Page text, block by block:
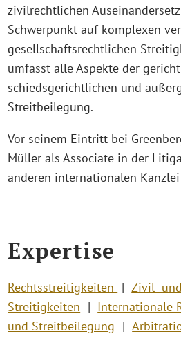
zivilrechtlichen
Schwerpunkt auf komplexen
gesellschaftsrechtlichen
umfasst alle Aspekte der
schiedsgerichtlichen und
Streitbeilegung.
Vor seinem Eintritt bei
Müller als Associate in der
anderen internationalen
Expertise
Rechtsstreitigkeiten
Zivil-
Streitigkeiten
Internationale
und Streitbeilegung